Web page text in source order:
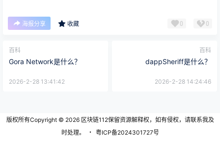
海报分享 收藏 0 0
百科
Gora Network是什么？
2026-2-28 13:41:42
百科
dappSheriff是什么？
2026-2-28 14:24:46
版权所有Copyright © 2026区块链112保留资源解释权，如有侵权，请联系我及
时处理。
・ 粤ICP备2024301727号